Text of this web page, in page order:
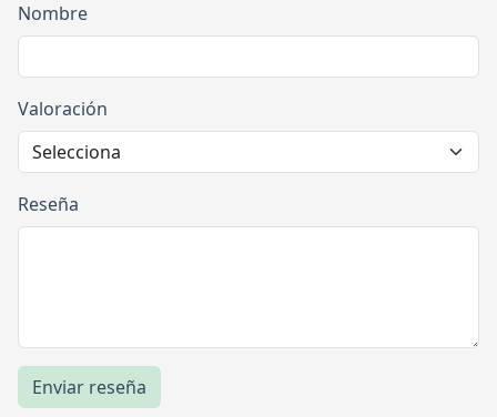
Nombre
Valoración
Reseña
Enviar reseña